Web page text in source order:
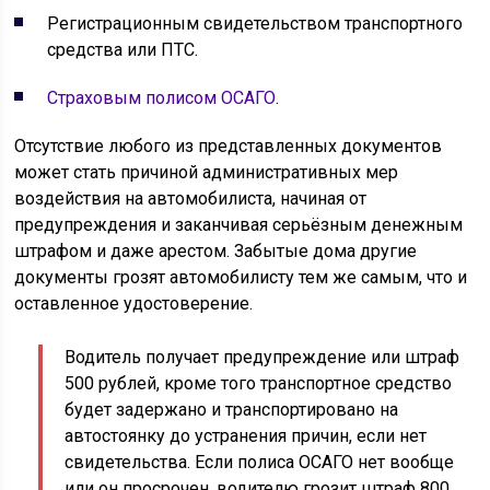
Регистрационным свидетельством транспортного
средства или ПТС.
Страховым полисом ОСАГО.
Отсутствие любого из представленных документов
может стать причиной административных мер
воздействия на автомобилиста, начиная от
предупреждения и заканчивая серьёзным денежным
штрафом и даже арестом. Забытые дома другие
документы грозят автомобилисту тем же самым, что и
оставленное удостоверение.
Водитель получает предупреждение или штраф
500 рублей, кроме того транспортное средство
будет задержано и транспортировано на
автостоянку до устранения причин, если нет
свидетельства. Если полиса ОСАГО нет вообще